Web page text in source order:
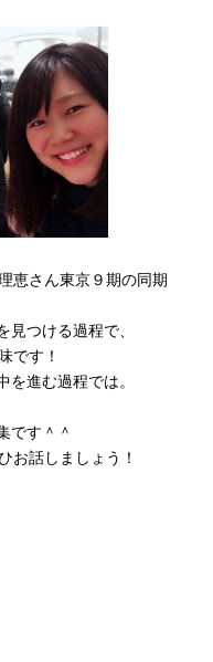
恵さん東京９期の同期
見つける過程で、
です！
を進む過程では。
です＾＾
お話しましょう！